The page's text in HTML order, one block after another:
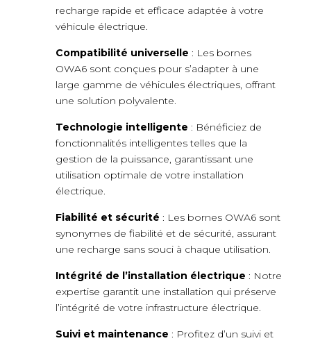
recharge rapide et efficace adaptée à votre
véhicule électrique.
Compatibilité universelle : Les bornes
OWA6 sont conçues pour s’adapter à une
large gamme de véhicules électriques, offrant
une solution polyvalente.
Technologie intelligente : Bénéficiez de
fonctionnalités intelligentes telles que la
gestion de la puissance, garantissant une
utilisation optimale de votre installation
électrique.
Fiabilité et sécurité : Les bornes OWA6 sont
synonymes de fiabilité et de sécurité, assurant
une recharge sans souci à chaque utilisation.
Intégrité de l’installation électrique : Notre
expertise garantit une installation qui préserve
l’intégrité de votre infrastructure électrique.
Suivi et maintenance : Profitez d’un suivi et